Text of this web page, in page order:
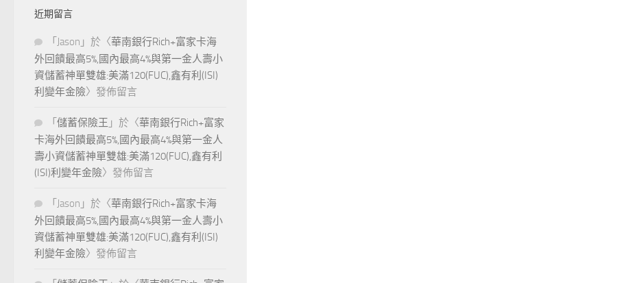
近期留言
「 Jason 」於〈華南銀行Rich+富家卡海
外回饋最高5%,國內最高4%與第一金人壽小
資儲蓄神單雙雄:美滿120(FUC),鑫有利(ISI)
利變年金險〉發佈留言
「 儲蓄保險王 」於〈華南銀行Rich+富家
卡海外回饋最高5%,國內最高4%與第一金人
壽小資儲蓄神單雙雄:美滿120(FUC),鑫有利
(ISI)利變年金險〉發佈留言
「 Jason 」於〈華南銀行Rich+富家卡海
外回饋最高5%,國內最高4%與第一金人壽小
資儲蓄神單雙雄:美滿120(FUC),鑫有利(ISI)
利變年金險〉發佈留言